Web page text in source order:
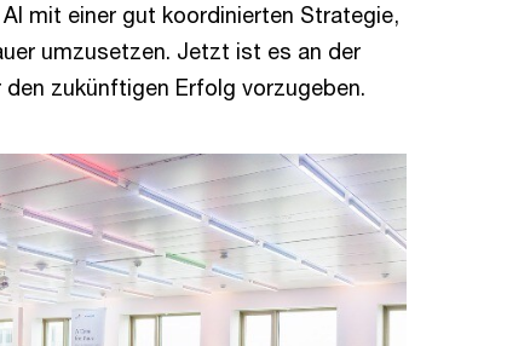
mit einer gut koordinierten Strategie,
umzusetzen. Jetzt ist es an der
zukünftigen Erfolg vorzugeben.